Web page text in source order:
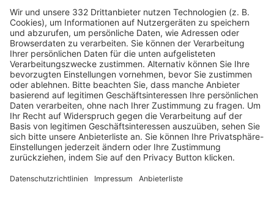
HÄUFIG BESUCHTE SEITEN
Pässe und Vereinswechsel
Trainerausbildung
Schulungsangebot Vereinsmitarbeiter
BFV-Geschäftsstellen
Trainerbörse
Login SpielPlus
FOLGE DEM BFV